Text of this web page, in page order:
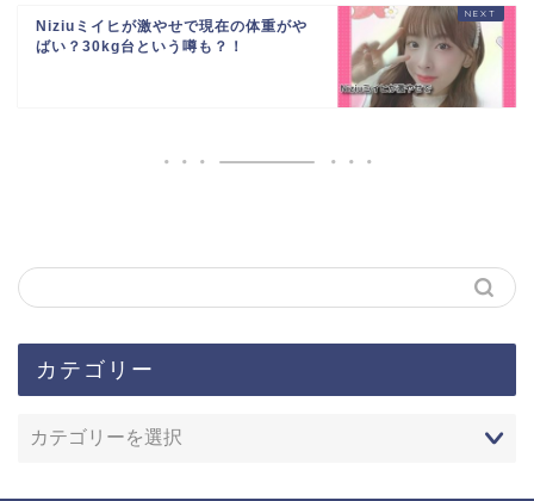
Niziuミイヒが激やせで現在の体重がや
ばい？30kg台という噂も？！
カテゴリー